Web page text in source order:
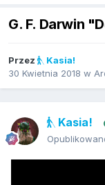
G. F. Darwin
Przez
Kasia!
30 Kwietnia 2018 w
Kasia!